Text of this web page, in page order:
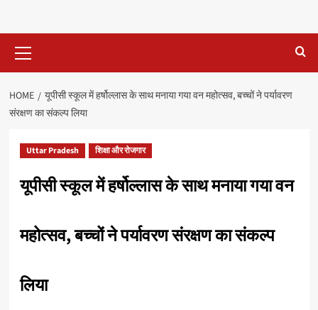
Menu
HOME
यूपीसी स्कूल में हर्षोल्लास के साथ मनाया गया वन महोत्सव, बच्चों ने पर्यावरण
संरक्षण का संकल्प लिया
Uttar Pradesh शिक्षा और रोजगार
यूपीसी स्कूल में हर्षोल्लास के साथ मनाया गया वन
महोत्सव, बच्चों ने पर्यावरण संरक्षण का संकल्प
लिया